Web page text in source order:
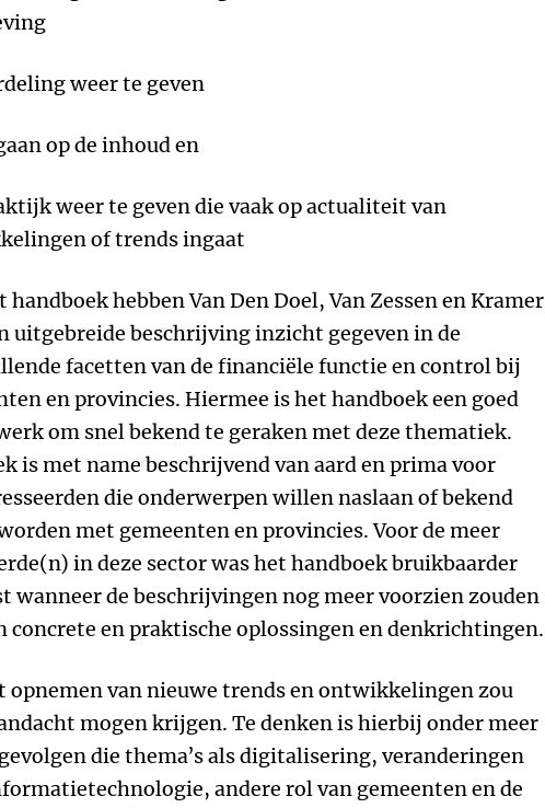
weer te geven
op de inhoud en
weer te geven die vaak op actualiteit van
of trends ingaat
handboek hebben Van Den Doel, Van Zessen en Kramer
uitgebreide beschrijving inzicht gegeven in de
facetten van de financiële functie en control bij
en provincies. Hiermee is het handboek een goed
om snel bekend te geraken met deze thematiek.
is met name beschrijvend van aard en prima voor
die onderwerpen willen naslaan of bekend
met gemeenten en provincies. Voor de meer
in deze sector was het handboek bruikbaarder
wanneer de beschrijvingen nog meer voorzien zouden
concrete en praktische oplossingen en denkrichtingen.
opnemen van nieuwe trends en ontwikkelingen zou
mogen krijgen. Te denken is hierbij onder meer
die thema’s als digitalisering, veranderingen
andere rol van gemeenten en de